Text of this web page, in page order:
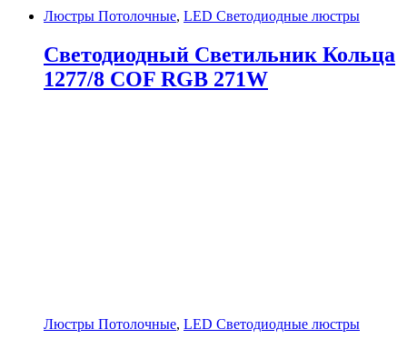
Люстры Потолочные, LED Светодиодные люстры
Светодиодный Светильник Кольца
1277/8 COF RGB 271W
Люстры Потолочные, LED Светодиодные люстры